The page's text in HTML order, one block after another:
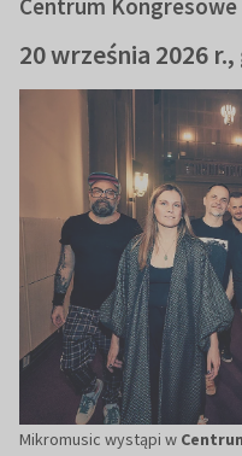
Centrum
20 września 2026
Mikromusic wystąpi w